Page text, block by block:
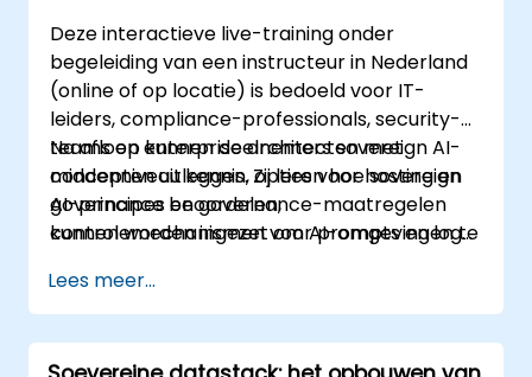
Deze interactieve live-training onder
begeleiding van een instructeur in Nederland
(online of op locatie) is bedoeld voor IT-
leiders, compliance-professionals, security-
teams en enterprise architecten met
middenniveau kennis. Zij leren hoe sovereign
AI-principes en governance-maatregelen
kunnen worden ingezet om AI-omgevingen te
voldoen aan lokalisatie-eisen en
afhankelijkheid van externe partijen
verminderen.
Na afloop kunnen deelnemers sovereign AI-
concepten uitleggen, opties voor hosting en
governance beoordelen,
controlemechanismen voor prompts en logs
implementatieaanpak opstellen.
Lees meer...